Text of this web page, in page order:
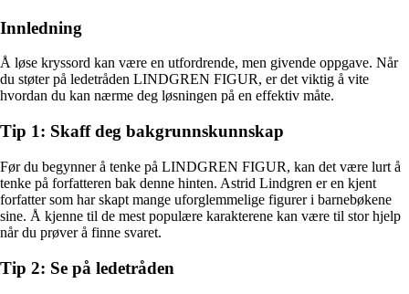
Innledning
Å løse kryssord kan være en utfordrende, men givende oppgave. Når
du støter på ledetråden LINDGREN FIGUR, er det viktig å vite
hvordan du kan nærme deg løsningen på en effektiv måte.
Tip 1: Skaff deg bakgrunnskunnskap
Før du begynner å tenke på LINDGREN FIGUR, kan det være lurt å
tenke på forfatteren bak denne hinten. Astrid Lindgren er en kjent
forfatter som har skapt mange uforglemmelige figurer i barnebøkene
sine. Å kjenne til de mest populære karakterene kan være til stor hjelp
når du prøver å finne svaret.
Tip 2: Se på ledetråden